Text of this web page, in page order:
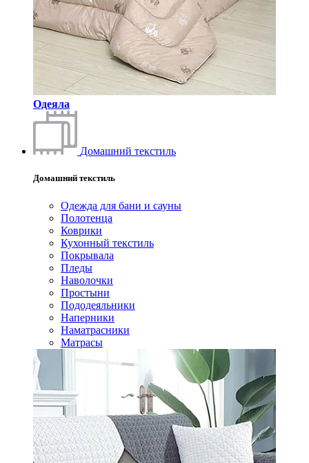
Одеяла
Домашний текстиль
Домашний текстиль
Одежда для бани и сауны
Полотенца
Коврики
Кухонный текстиль
Покрывала
Пледы
Наволочки
Простыни
Пододеяльники
Наперники
Наматрасники
Матрасы